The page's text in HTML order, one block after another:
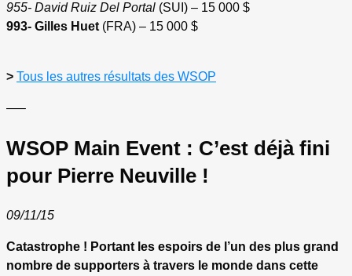
955- David Ruiz Del Portal (SUI) – 15 000 $
993- Gilles Huet (FRA) – 15 000 $
> Tous les autres résultats des WSOP
—–
WSOP Main Event : C’est déjà fini
pour Pierre Neuville !
09/11/15
Catastrophe ! Portant les espoirs de l’un des plus grand
nombre de supporters à travers le monde dans cette